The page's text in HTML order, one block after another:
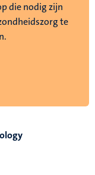
die nodig zijn
te